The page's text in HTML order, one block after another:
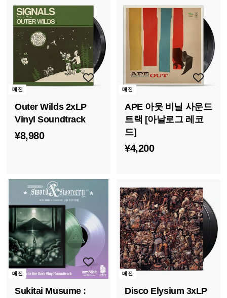
0
7
2
매진
Outer Wilds 2xLP
Vinyl Soundtrack
¥8,980¥
9
8
0
매진
APE 아웃 비닐 사운드
트랙 [아날로그 레코
드]
¥4,200¥
2
0
0
매진
Sukitai Musume :
매진
Disco Elysium 3xLP